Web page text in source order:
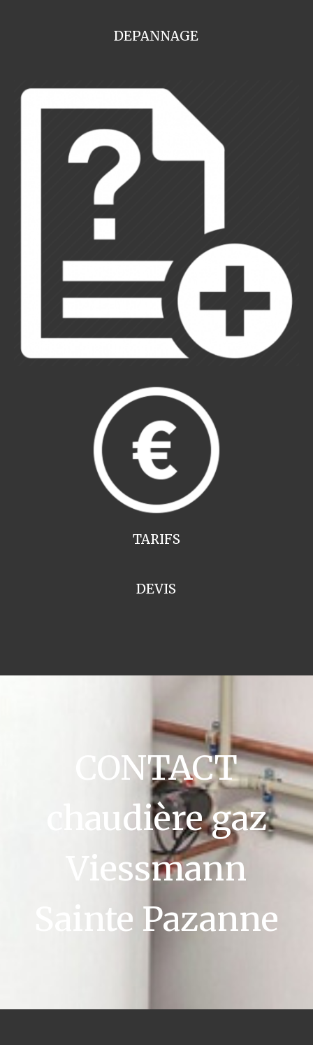
DEPANNAGE
TARIFS
DEVIS
CONTACT
chaudière gaz
Viessmann
Sainte Pazanne